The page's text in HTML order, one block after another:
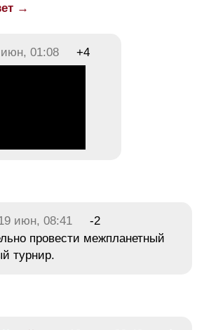
→
01:08 +4
июн, 08:41
-2
провести межпланетный
турнир.